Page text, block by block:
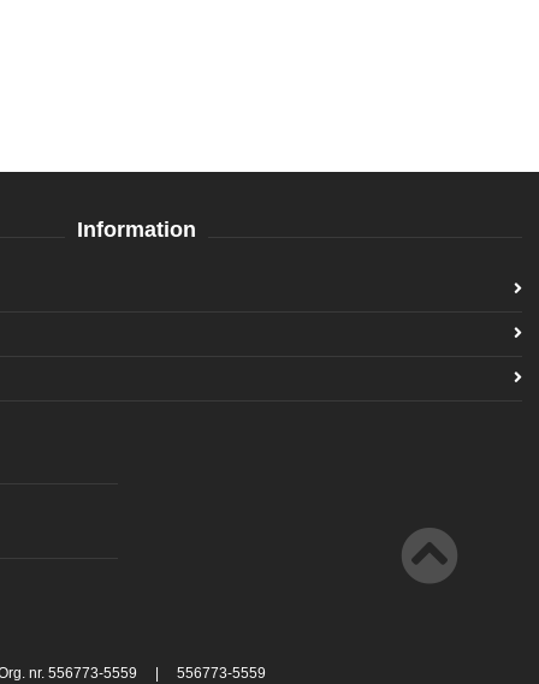
Information
nr. 556773-5559 | 556773-5559